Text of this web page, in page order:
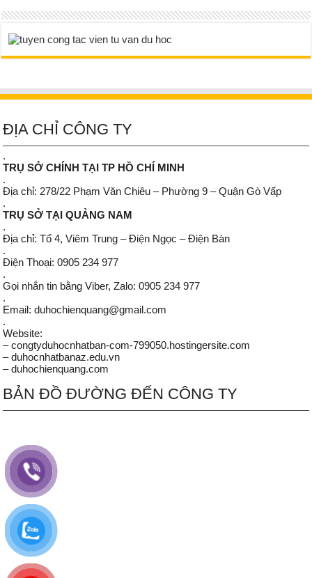
ĐỊA CHỈ CÔNG TY
.
TRỤ SỞ CHÍNH TẠI TP HỒ CHÍ MINH
.
Địa chỉ: 278/22 Phạm Văn Chiêu – Phường 9 – Quận Gò Vấp
.
TRỤ SỞ TẠI QUẢNG NAM
.
Địa chỉ: Tổ 4, Viêm Trung – Điện Ngọc – Điện Bàn
.
Điện Thoại: 0905 234 977
.
Gọi nhắn tin bằng Viber, Zalo: 0905 234 977
.
Email: duhochienquang@gmail.com
.
Website:
– congtyduhocnhatban-com-799050.hostingersite.com
– duhocnhatbanaz.edu.vn
– duhochienquang.com
BẢN ĐỒ ĐƯỜNG ĐẾN CÔNG TY